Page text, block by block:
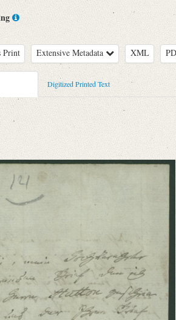
Print Extensive Metadata XML
und erläutert durch Josef Körner. Bd. 2.
den ich so eben an Herrn Hutton
Digitized Printed Text